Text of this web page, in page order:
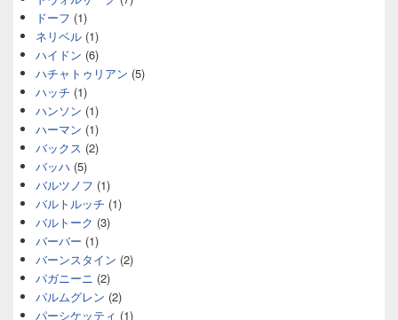
ドーフ (1)
ネリベル (1)
ハイドン (6)
ハチャトゥリアン (5)
ハッチ (1)
ハンソン (1)
ハーマン (1)
バックス (2)
バッハ (5)
バルツノフ (1)
バルトルッチ (1)
バルトーク (3)
バーバー (1)
バーンスタイン (2)
パガニーニ (2)
パルムグレン (2)
パーシケッティ (1)